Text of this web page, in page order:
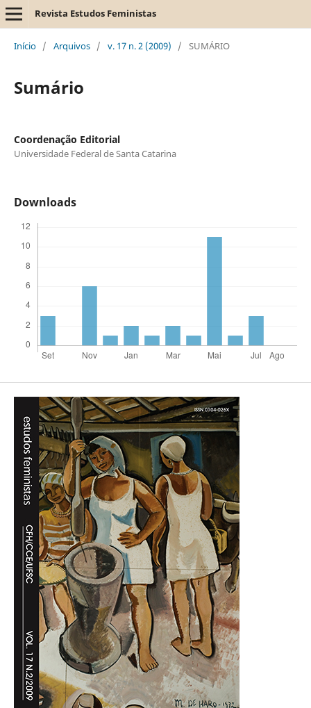
Revista Estudos Feministas
Início / Arquivos / v. 17 n. 2 (2009) / SUMÁRIO
Sumário
Coordenação Editorial
Universidade Federal de Santa Catarina
Downloads